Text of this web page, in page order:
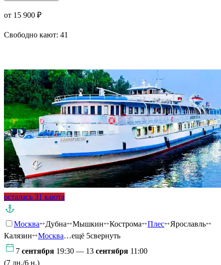
от 15 900 ₽
Свободно кают: 41
осталась 31 каюта
Москва Дубна Мышкин Кострома Плес
Ярославль
Калязин
Москва…ещё 5свернуть
7 сентября 19:30 — 13 сентября 11:00
(7 дн./6 н.)